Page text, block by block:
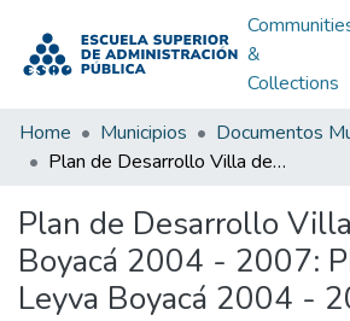
&
Collections
Home Municipios
Documentos
Plan de Desarrollo Villa de Leyva Boyacá 2004 - 2007: PD Villa de Leyva Boyacá 2004 - 2007
Plan de Desarrollo
Boyacá 2004 - 2007:
Leyva Boyacá 2004 -